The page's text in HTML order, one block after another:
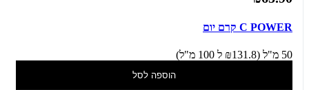
C POWER קרם יום
50 מ"ל (₪131.8 ל 100 מ"ל)
הוספה לסל